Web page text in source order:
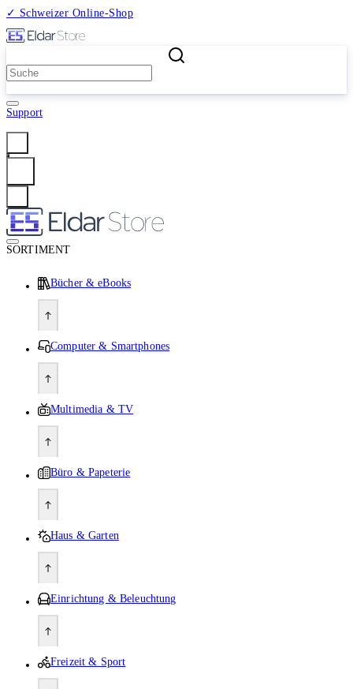
✓ Schweizer Online-Shop
Support
SORTIMENT
Bücher & eBooks
Computer & Smartphones
Multimedia & TV
Büro & Papeterie
Haus & Garten
Einrichtung & Beleuchtung
Freizeit & Sport